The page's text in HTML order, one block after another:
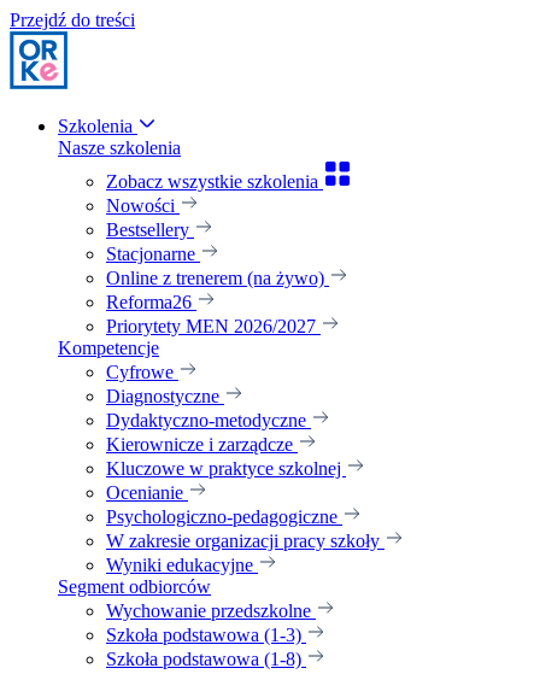
Przejdź do treści
Szkolenia
Nasze szkolenia
Zobacz wszystkie szkolenia
Nowości
Bestsellery
Stacjonarne
Online z trenerem (na żywo)
Reforma26
Priorytety MEN 2026/2027
Kompetencje
Cyfrowe
Diagnostyczne
Dydaktyczno-metodyczne
Kierownicze i zarządcze
Kluczowe w praktyce szkolnej
Ocenianie
Psychologiczno-pedagogiczne
W zakresie organizacji pracy szkoły
Wyniki edukacyjne
Segment odbiorców
Wychowanie przedszkolne
Szkoła podstawowa (1-3)
Szkoła podstawowa (1-8)